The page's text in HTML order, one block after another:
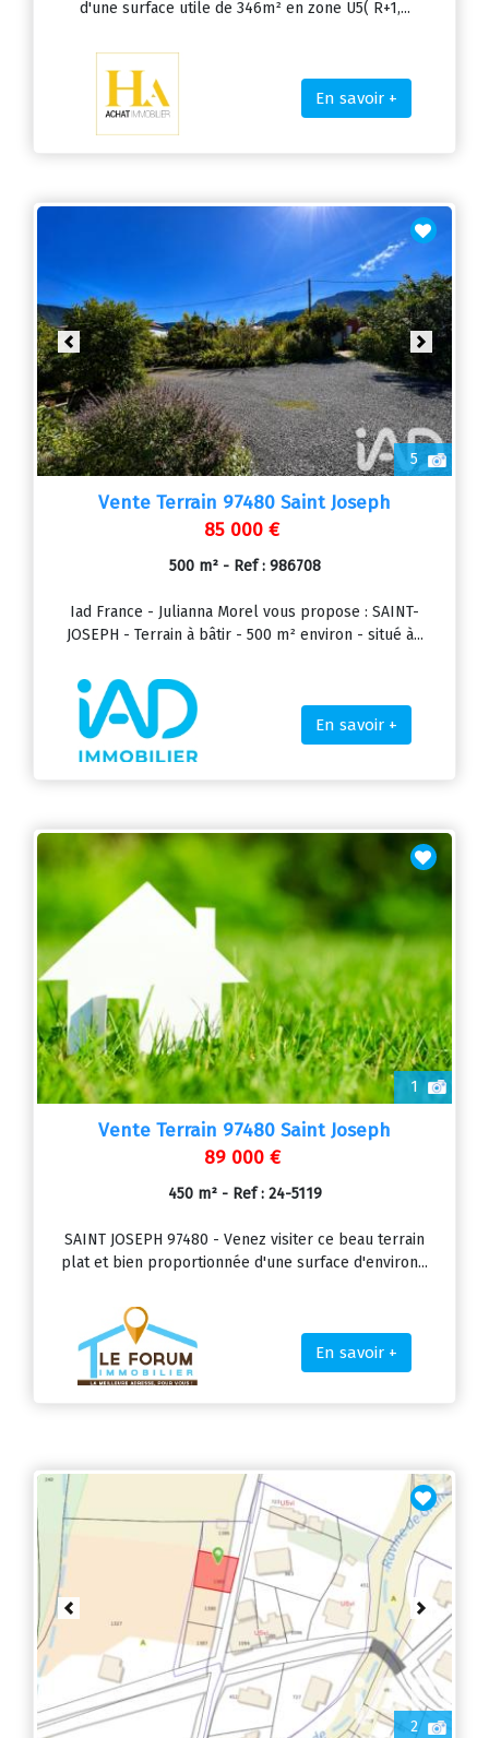
d'une surface utile de 346m² en zone U5( R+1,...
En savoir +
5
Previous Next
Vente Terrain 97480 Saint Joseph
85 000 €
500 m² - Ref : 986708
Iad France - Julianna Morel vous propose : SAINT-
JOSEPH - Terrain à bâtir - 500 m² environ - situé à...
En savoir +
1
Vente Terrain 97480 Saint Joseph
89 000 €
450 m² - Ref : 24-5119
SAINT JOSEPH 97480 - Venez visiter ce beau terrain
plat et bien proportionnée d'une surface d'environ...
En savoir +
2
Previous Next